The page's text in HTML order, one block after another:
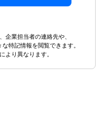
企業担当者の連絡先や、
特記情報を閲覧できます。
より異なります。